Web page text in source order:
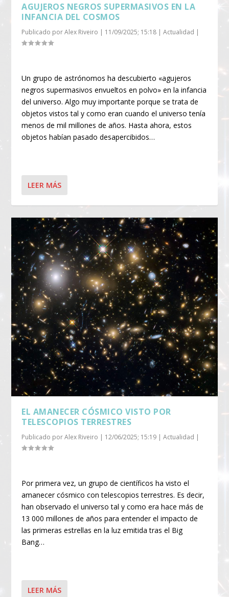
AGUJEROS NEGROS SUPERMASIVOS EN LA
INFANCIA DEL COSMOS
Publicado porAlex Riveiro | 11/09/2025; 15:18 |Actualidad |
Un grupo de astrónomos ha descubierto «agujeros
negros supermasivos envueltos en polvo» en la infancia
del universo. Algo muy importante porque se trata de
objetos vistos tal y como eran cuando el universo tenía
menos de mil millones de años. Hasta ahora, estos
objetos habían pasado desapercibidos…
LEER MÁS
EL AMANECER CÓSMICO VISTO POR
TELESCOPIOS TERRESTRES
Publicado porAlex Riveiro | 12/06/2025; 15:19 |Actualidad |
Por primera vez, un grupo de científicos ha visto el
amanecer cósmico con telescopios terrestres. Es decir,
han observado el universo tal y como era hace más de
13 000 millones de años para entender el impacto de
las primeras estrellas en la luz emitida tras el Big
Bang…
LEER MÁS